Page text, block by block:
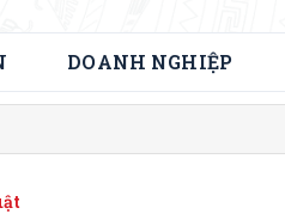
DOANH NGHIỆP